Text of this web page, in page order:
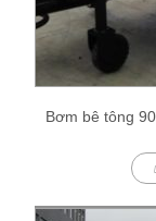
Bơm bê tông